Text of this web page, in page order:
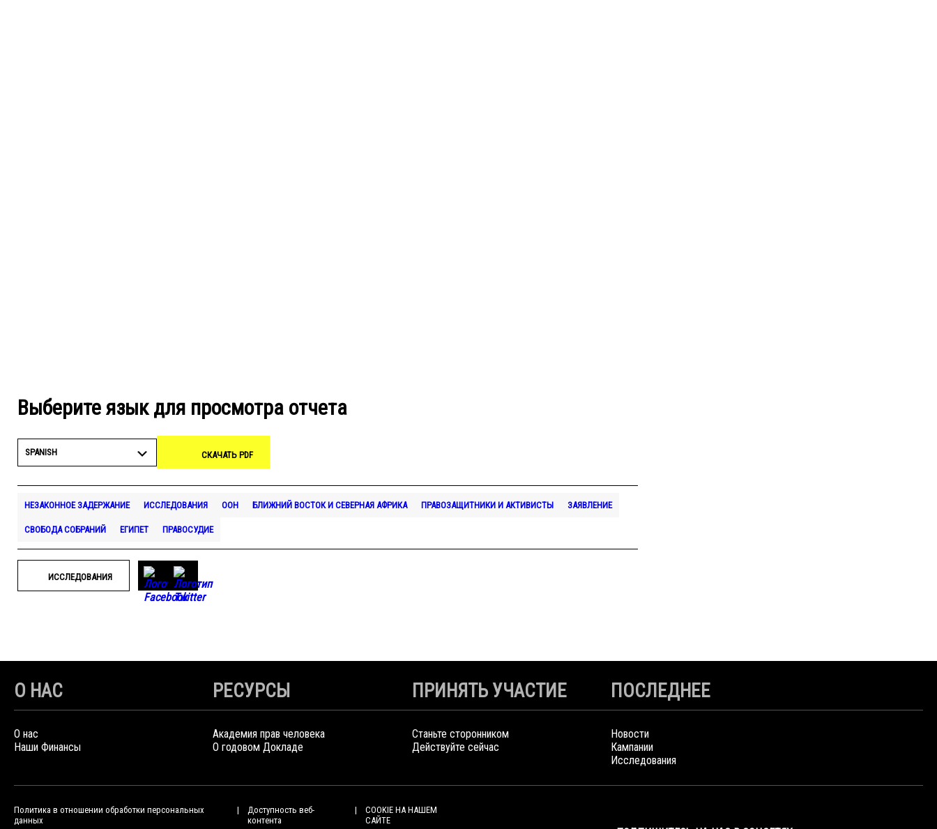
Выберите язык для просмотра отчета
SPANISH СКАЧАТЬ PDF
НЕЗАКОННОЕ ЗАДЕРЖАНИЕ ИССЛЕДОВАНИЯ ООН БЛИЖНИЙ ВОСТОК И СЕВЕРНАЯ АФРИКА ПРАВОЗАЩИТНИКИ И АКТИВИСТЫ ЗАЯВЛЕНИЕ
СВОБОДА СОБРАНИЙ ЕГИПЕТ ПРАВОСУДИЕ
ИССЛЕДОВАНИЯ
О НАС
О нас
Наши Финансы
РЕСУРСЫ
Академия прав человека
О годовом Докладе
ПРИНЯТЬ УЧАСТИЕ
Станьте сторонником
Действуйте сейчас
ПОСЛЕДНЕЕ
Новости
Кампании
Исследования
Политика в отношении обработки персональных
данных
Доступность веб-
контента
COOKIE НА НАШЕМ
САЙТЕ